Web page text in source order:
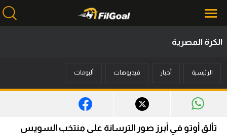
أخبار
الكرة المصرية
الرئيسية أخبار فيديوهات ألبومات
تألق أوتو في أبرز صور الترسانة على منتخب السويس